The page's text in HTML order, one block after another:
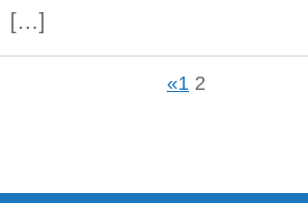
[…]
«1 2